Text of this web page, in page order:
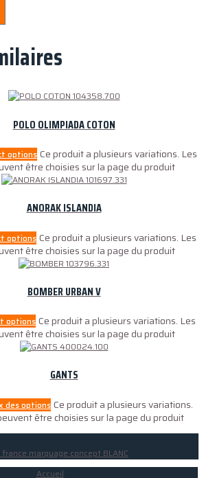
POLO OLIMPIADA COTON
options Ce produit a plusieurs variations. Les
être choisies sur la page du produit
ANORAK ISLANDIA
options Ce produit a plusieurs variations. Les
être choisies sur la page du produit
BOMBER URBAN V
options Ce produit a plusieurs variations. Les
être choisies sur la page du produit
GANTS
des options Ce produit a plusieurs variations.
être choisies sur la page du produit
Accueil